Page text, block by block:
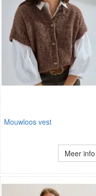
Mouwloos vest
Meer info